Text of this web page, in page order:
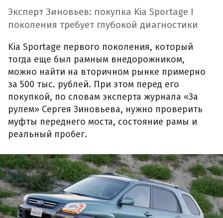
Эксперт Зиновьев: покупка Kia Sportage I
поколения требует глубокой диагностики
Kia Sportage первого поколения, который
тогда еще был рамным внедорожником,
можно найти на вторичном рынке примерно
за 500 тыс. рублей. При этом перед его
покупкой, по словам эксперта журнала «За
рулем» Сергея Зиновьева, нужно проверить
муфты переднего моста, состояние рамы и
реальный пробег.